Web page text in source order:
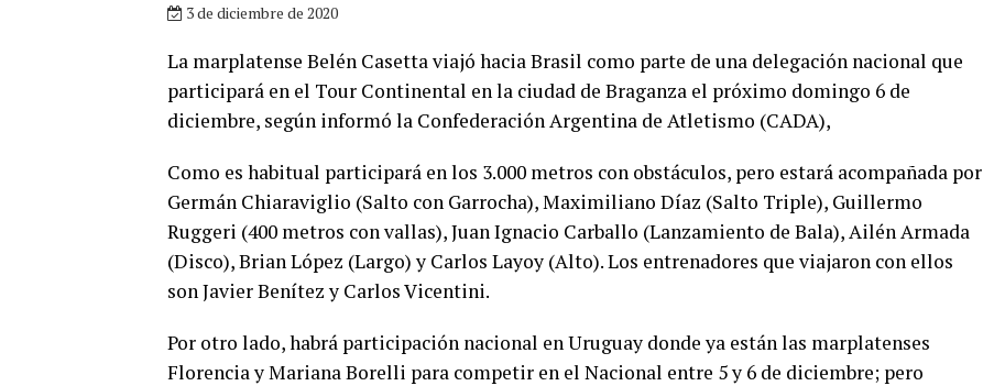
3 de diciembre de 2020
La marplatense Belén Casetta viajó hacia Brasil como parte de una delegación nacional que
participará en el Tour Continental en la ciudad de Braganza el próximo domingo 6 de
diciembre, según informó la Confederación Argentina de Atletismo (CADA),
Como es habitual participará en los 3.000 metros con obstáculos, pero estará acompañada por
Germán Chiaraviglio (Salto con Garrocha), Maximiliano Díaz (Salto Triple), Guillermo
Ruggeri (400 metros con vallas), Juan Ignacio Carballo (Lanzamiento de Bala), Ailén Armada
(Disco), Brian López (Largo) y Carlos Layoy (Alto). Los entrenadores que viajaron con ellos
son Javier Benítez y Carlos Vicentini.
Por otro lado, habrá participación nacional en Uruguay donde ya están las marplatenses
Florencia y Mariana Borelli para competir en el Nacional entre 5 y 6 de diciembre; pero